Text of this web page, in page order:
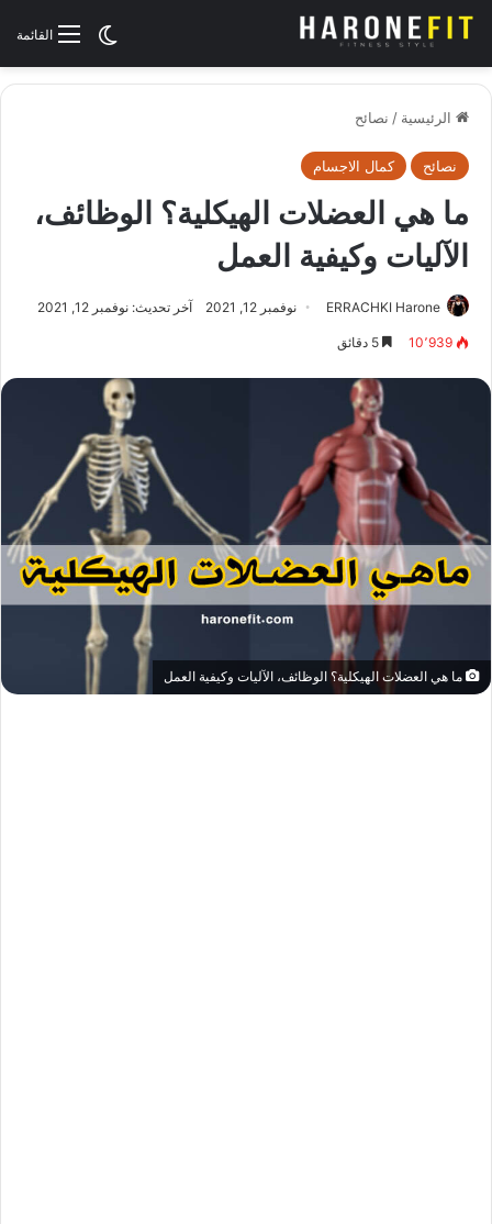
القائمةالوضع
الرئيسية / نصائح
نصائح كمال الاجسام
ما هي العضلات الهيكلية؟ الوظائف،
الآليات وكيفية العمل
ERRACHKI Harone نوفمبر 12, 2021 آخر تحديث: نوفمبر 12, 2021
10٬939
ما هي العضلات الهيكلية؟ الوظائف، الآليات وكيفية العمل